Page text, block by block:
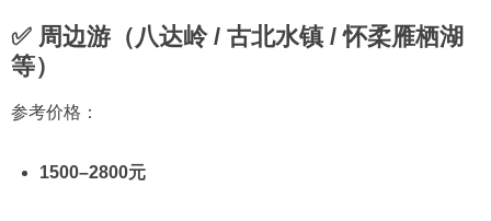
✅ 周边游（八达岭 / 古北水镇 / 怀柔雁栖湖
等）
参考价格：
1500–2800元